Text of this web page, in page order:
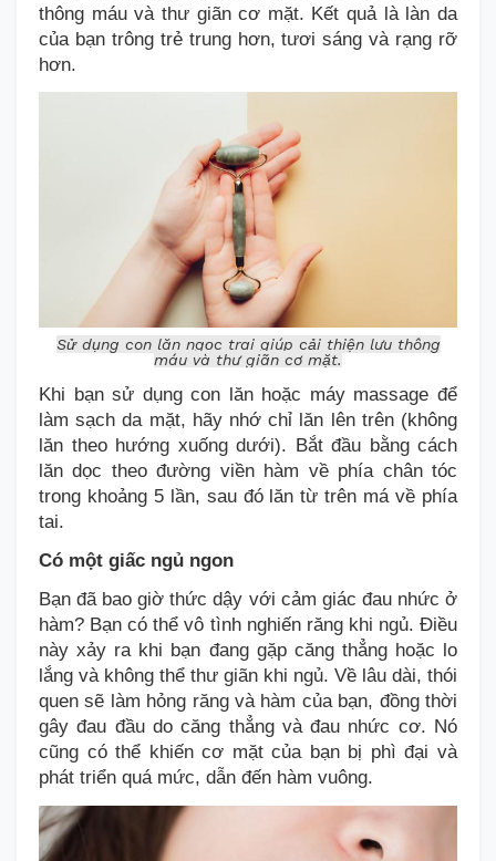
thông máu và thư giãn cơ mặt. Kết quả là làn da
của bạn trông trẻ trung hơn, tươi sáng và rạng rỡ
hơn.
Sử dụng con lăn ngọc trai giúp cải thiện lưu thông
máu và thư giãn cơ mặt.
Khi bạn sử dụng con lăn hoặc máy massage để
làm sạch da mặt, hãy nhớ chỉ lăn lên trên (không
lăn theo hướng xuốngdưới). Bắt đầu bằng cách
lăn dọc theo đường viền hàm về phía chân tóc
trong khoảng 5 lần, sau đó lăn từ trên má về phía
tai.
Có một giấc ngủ ngon
Bạn đã bao giờ thức dậy với cảm giác đau nhức ở
hàm? Bạn có thể vô tình nghiến răng khi ngủ.Điều
nàyxảy ra khi bạn đang gặp căng thẳng hoặc lo
lắng và không thể thư giãn khi ngủ. Về lâu dài, thói
quen sẽ làm hỏng răng và hàm của bạn, đồng thời
gây đau đầu do căng thẳng và đau nhức cơ. Nó
cũng có thể khiến cơ mặt của bạn bị phì đại và
phát triển quá mức, dẫn đến hàm vuông.